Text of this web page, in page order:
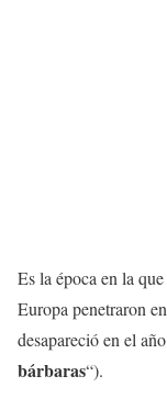
Es la época en la
Europa penetraron
desapareció en el
bárbaras“).